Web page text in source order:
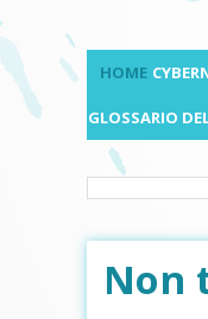
HOME
GLOSSARIO
Non